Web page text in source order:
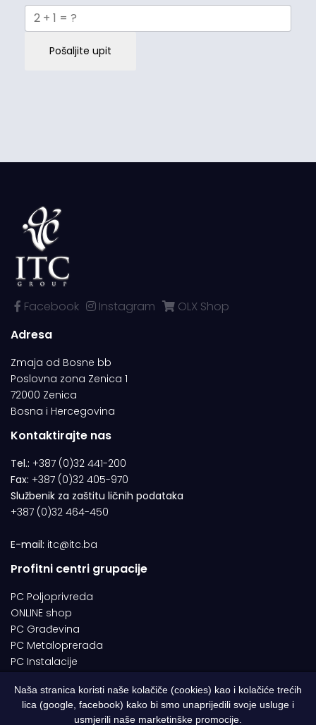
Pošaljite upit
Facebook Instagram
OLX Shop
Adresa
Zmaja od Bosne bb
Poslovna zona Zenica 1
72000 Zenica
Bosna i Hercegovina
Kontaktirajte nas
Tel.: +387 (0)32 441-200
Fax: +387 (0)32 405-970
Službenik za zaštitu ličnih podataka
+387 (0)32 464-450
E-mail: itc@itc.ba
Profitni centri grupacije
PC Poljoprivreda
ONLINE shop
PC Građevina
PC Metaloprerada
PC Instalacije
© 1994-2026 | ITC d.o.o. Zenica. Sva prava pridržana | Designed by
Naša stranica koristi naše kolačiče (cookies) kao i kolačiće trećih
lica (google, facebook) kako bi smo unaprijedili svoje usluge i
usmjerili naše marketinške promocije.